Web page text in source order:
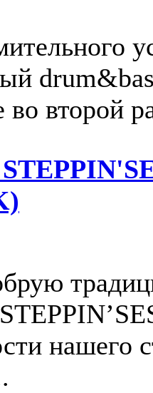
второй
нашего